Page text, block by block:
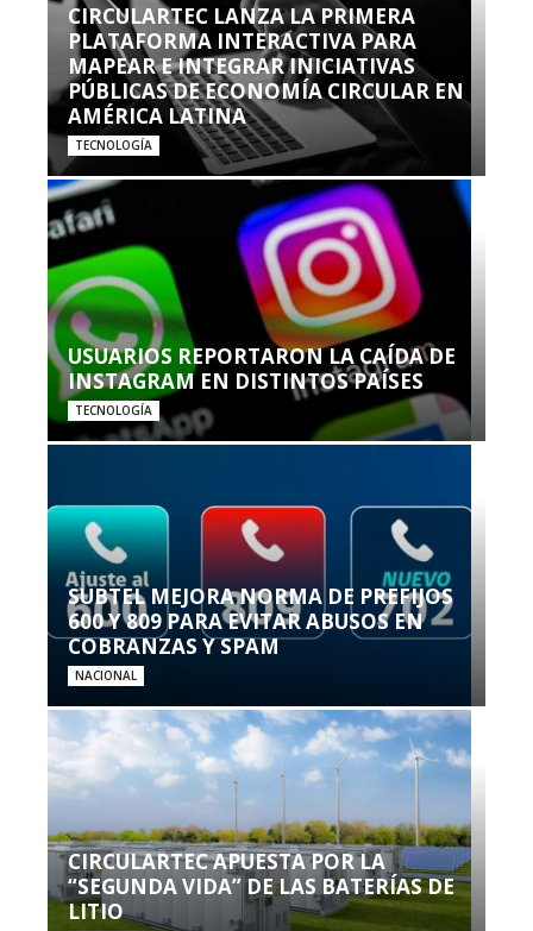
CIRCULARTEC LANZA LA PRIMERA
PLATAFORMA INTERACTIVA PARA
MAPEAR E INTEGRAR INICIATIVAS
PÚBLICAS DE ECONOMÍA CIRCULAR EN
AMÉRICA LATINA
TECNOLOGÍA
USUARIOS REPORTARON LA CAÍDA DE
INSTAGRAM EN DISTINTOS PAÍSES
TECNOLOGÍA
SUBTEL MEJORA NORMA DE PREFIJOS
600 Y 809 PARA EVITAR ABUSOS EN
COBRANZAS Y SPAM
NACIONAL
CIRCULARTEC APUESTA POR LA
“SEGUNDA VIDA” DE LAS BATERÍAS DE
LITIO